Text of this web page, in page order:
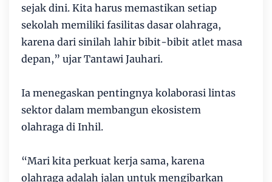
sejak dini. Kita harus memastikan setiap
sekolah memiliki fasilitas dasar olahraga,
karena dari sinilah lahir bibit-bibit atlet masa
depan,” ujar Tantawi Jauhari.
Ia menegaskan pentingnya kolaborasi lintas
sektor dalam membangun ekosistem
olahraga di Inhil.
“Mari kita perkuat kerja sama, karena
olahraga adalah jalan untuk mengibarkan